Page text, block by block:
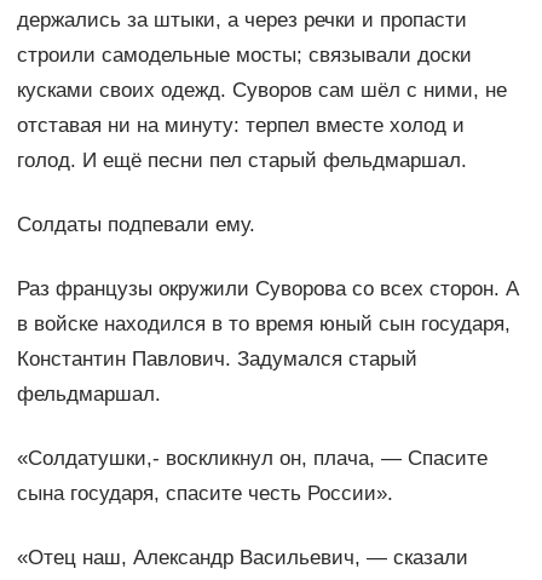
держались за штыки, а через речки и пропасти
строили самодельные мосты; связывали доски
кусками своих одежд. Суворов сам шёл с ними, не
отставая ни на минуту: терпел вместе холод и
голод. И ещё песни пел старый фельдмаршал.
Солдаты подпевали ему.
Раз французы окружили Суворова со всех сторон. А
в войске находился в то время юный сын государя,
Константин Павлович. Задумался старый
фельдмаршал.
«Солдатушки,- воскликнул он, плача, — Спасите
сына государя, спасите честь России».
«Отец наш, Александр Васильевич, — сказали